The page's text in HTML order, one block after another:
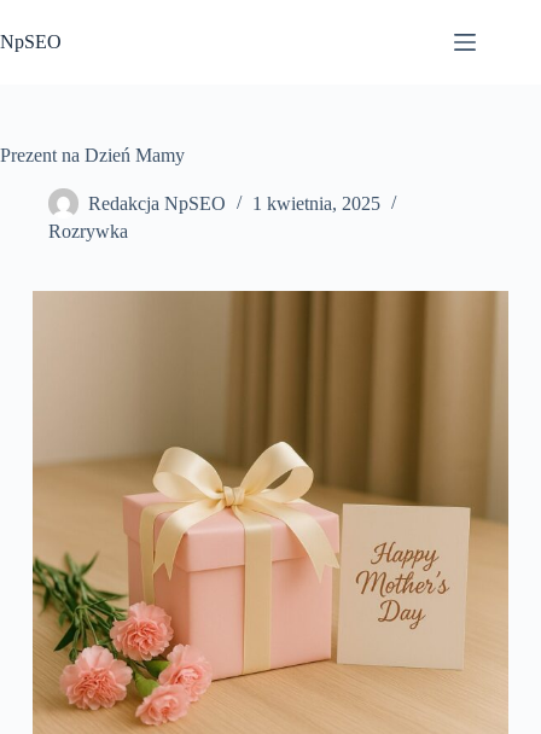
do
treści
NpSEO
Prezent na Dzień Mamy
Redakcja NpSEO
1 kwietnia, 2025
Rozrywka